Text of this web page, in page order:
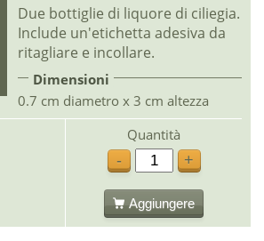
Due bottiglie di liquore di ciliegia.
Include un'etichetta adesiva da
ritagliare e incollare.
Dimensioni
0.7 cm diametro x 3 cm altezza
Quantità
-
+
Aggiungere